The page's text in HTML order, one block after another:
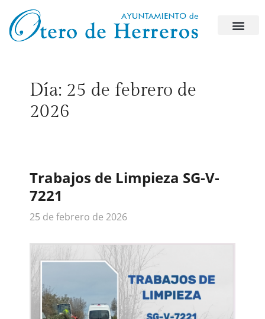
Día: 25 de febrero de
2026
Trabajos de Limpieza SG-V-
7221
25 de febrero de 2026